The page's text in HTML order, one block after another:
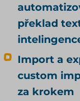
překlad
Import a
custom
za krokem